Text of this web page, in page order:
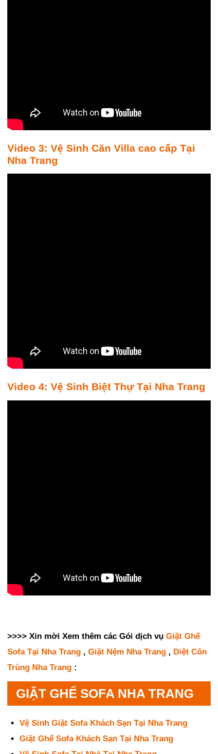
Video 3: Vệ Sinh Căn Villa cao cấp Tại
Nha Trang
Video 4: Vệ Sinh Biệt Thự Tại Nha Trang
>>>> Xin mời Xem thêm các Gói dịch vụ Giặt Ghế
Sofa Tại Nha Trang , Giặt Nệm Nha Trang , Diệt Côn
Trùng Nha Trang :
GIẶT GHẾ SOFA NHA TRANG
Vệ Sinh Giặt Sofa Khách Sạn Tại Nha Trang
Giặt Ghế Sofa Khách Sạn Tại Nha Trang